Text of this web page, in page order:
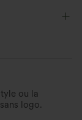
ou la
logo.